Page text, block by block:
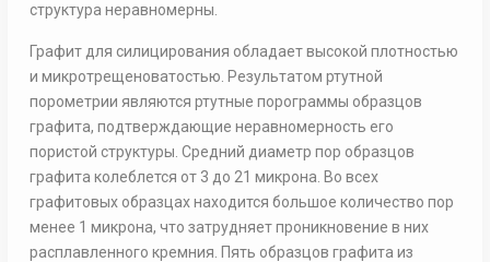
структура неравномерны.
Графит для силицирования обладает высокой плотностью
и микротрещеноватостью. Результатом ртутной
порометрии являются ртутные порограммы образцов
графита, подтверждающие неравномерность его
пористой структуры. Средний диаметр пор образцов
графита колеблется от 3 до 21 микрона. Во всех
графитовых образцах находится большое количество пор
менее 1 микрона, что затрудняет проникновение в них
расплавленного кремния. Пять образцов графита из